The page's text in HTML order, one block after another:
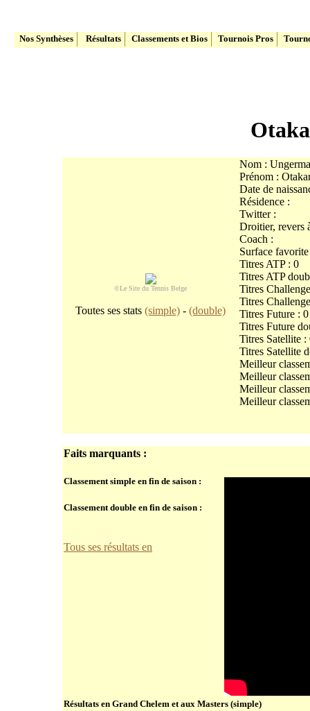
Nos Synthèses Résultats Classements et Bios Tournois Pros
©Le Site du Tennis Belge
Toutes ses stats(simple) -(double)
Nom :
Prénom :
Date de
Résidence :
Twitter :
Droitier, revers
Coach :
Surface
Titres ATP : 0
Titres ATP
Titres
Titres
Titres Future : 0
Titres Future
Titres Satellite :
Titres Satellite
Meilleur
Meilleur
Meilleur
Meilleur
Faits marquants :
Classement simple en fin de saison :
Classement double en fin de saison :
Tous ses résultats en
Résultats en Grand Chelem et aux Masters (simple)